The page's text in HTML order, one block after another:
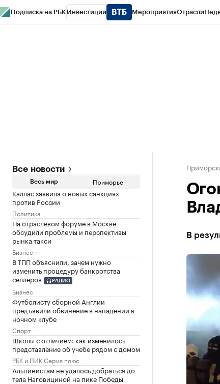
Подписка на РБК Инвестиции МероприятияОтрасли
Все новости
Весь мир Приморье
Каллас заявила о новых санкциях
против России
Политика
На отраслевом форуме в Москве
обсудили проблемы и перспективы
рынка такси
Бизнес
В ТПП объяснили, зачем нужно
изменить процедуру банкротства
селлеров
РАДИО
Бизнес
Футболисту сборной Англии
предъявили обвинение в нападении в
ночном клубе
Спорт
Школы с отличием: как изменилось
представление об учебе рядом с домом
РБК и ПИК Серия плюс
Альпинистам не удалось добраться до
тела Наговициной на пике Победы
В